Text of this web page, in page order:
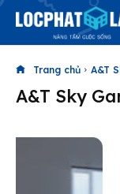
Search
Phiên
& tìm kiếm
Trang chủ A&T
A&T Sky